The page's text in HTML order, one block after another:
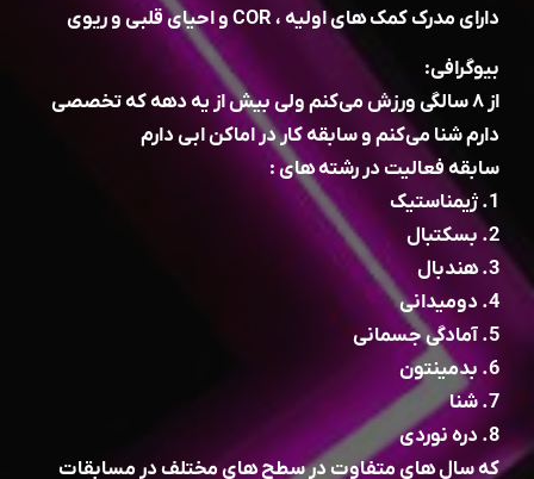
دارای مدرک کمک های اولیه ، COR و احیای قلبی و ریوی
بیوگرافی:
از ۸ سالگی ورزش می‌کنم ولی بیش از یه دهه که تخصصی
دارم شنا می‌کنم و سابقه کار در اماکن ابی دارم
سابقه فعالیت در رشته های :
1. ژیمناستیک
2. بسکتبال
3. هندبال
4. دومیدانی
5. آمادگی جسمانی
6. بدمینتون
7. شنا
8. دره نوردی
که سال های متفاوت در سطح های مختلف در مسابقات